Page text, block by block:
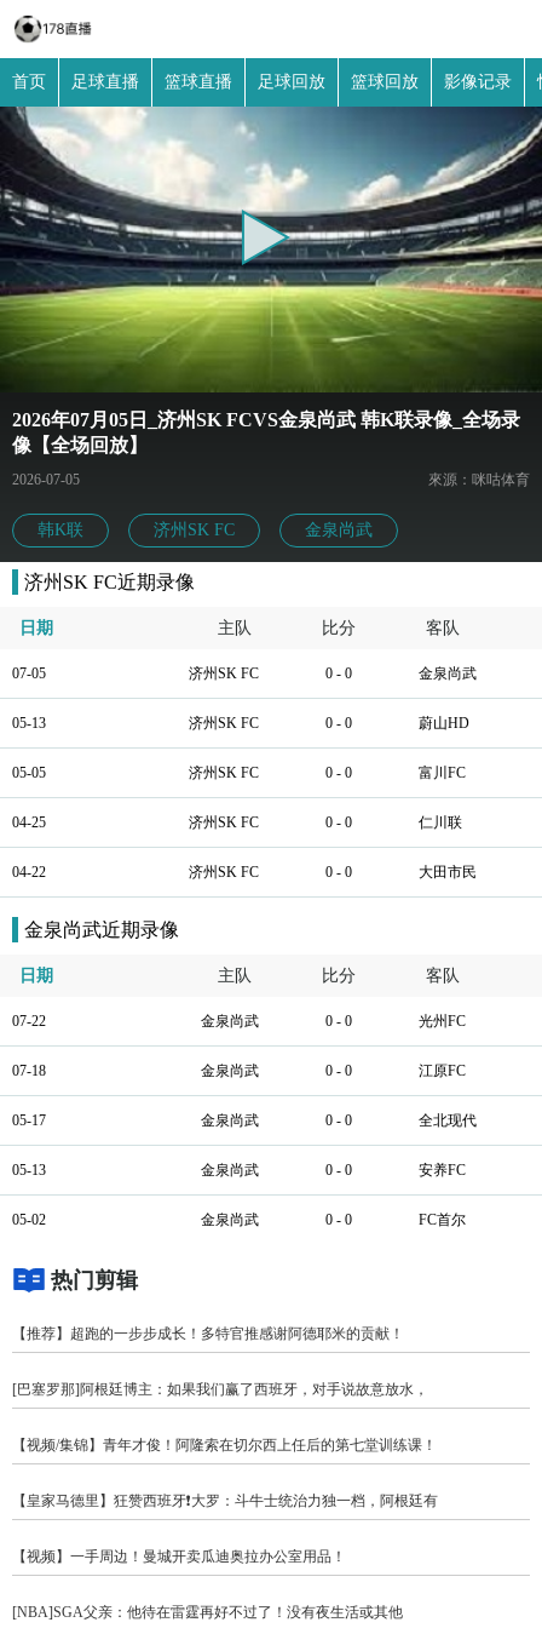
首页 足球直播 篮球直播 足球回放 篮球回放 影像记录
2026年07月05日_济州SK FCVS金泉尚武 韩K联录像_全场录
像【全场回放】
2026-07-05 來源：咪咕体育
韩K联 济州SK FC 金泉尚武
济州SK FC近期录像
日期 主队 比分 客队
07-05 济州SK FC 0 - 0 金泉尚武
05-13 济州SK FC 0 - 0 蔚山HD
05-05 济州SK FC 0 - 0 富川FC
04-25 济州SK FC 0 - 0 仁川联
04-22 济州SK FC 0 - 0 大田市民
金泉尚武近期录像
日期 主队 比分 客队
07-22 金泉尚武 0 - 0 光州FC
07-18 金泉尚武 0 - 0 江原FC
05-17 金泉尚武 0 - 0 全北现代
05-13 金泉尚武 0 - 0 安养FC
05-02 金泉尚武 0 - 0 FC首尔
热门剪辑
【推荐】超跑的一步步成长！多特官推感谢阿德耶米的贡献！
[巴塞罗那]阿根廷博主：如果我们赢了西班牙，对手说故意放水，
【视频/集锦】青年才俊！阿隆索在切尔西上任后的第七堂训练课！
【皇家马德里】狂赞西班牙❗大罗：斗牛士统治力独一档，阿根廷有
【视频】一手周边！曼城开卖瓜迪奥拉办公室用品！
[NBA]SGA父亲：他待在雷霆再好不过了！没有夜生活或其他